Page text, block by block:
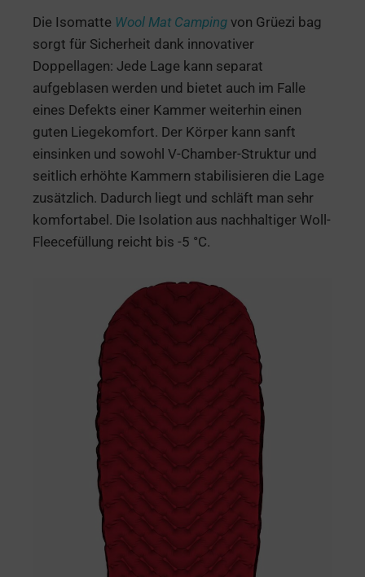
Die Isomatte Wool Mat Camping von Grüezi bag
sorgt für Sicherheit dank innovativer
Doppellagen: Jede Lage kann separat
aufgeblasen werden und bietet auch im Falle
eines Defekts einer Kammer weiterhin einen
guten Liegekomfort. Der Körper kann sanft
einsinken und sowohl V-Chamber-Struktur und
seitlich erhöhte Kammern stabilisieren die Lage
zusätzlich. Dadurch liegt und schläft man sehr
komfortabel. Die Isolation aus nachhaltiger Woll-
Fleecefüllung reicht bis -5 °C.